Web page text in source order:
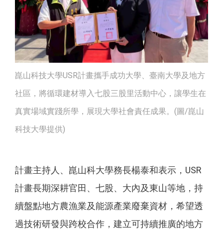
崑山科技大學USR計畫攜手成功大學、臺南大學及地方
社區，將循環建材導入七股三股里活動中心，讓學生在
真實場域實踐所學，展現大學社會責任成果。(圖/崑山
科技大學提供)
計畫主持人、崑山科大學務長楊泰和表示，USR
計畫長期深耕官田、七股、大內及東山等地，持
續盤點地方農漁業及能源產業廢棄資材，希望透
過技術研發與跨校合作，建立可持續推廣的地方